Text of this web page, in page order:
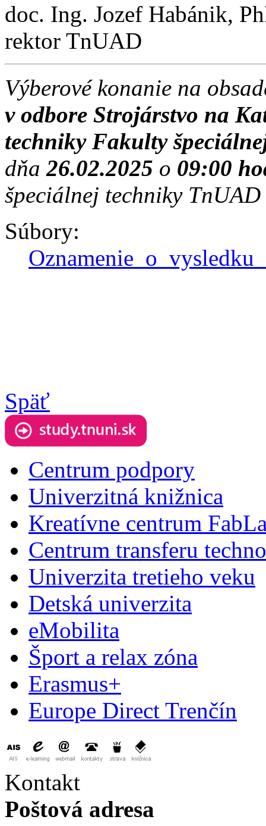
doc. Ing. Jozef Habánik,
rektor TnUAD
Výberové konanie na
v odbore Strojárstvo na
techniky Fakulty
dňa26.02.2025 o 09:00
špeciálnej techniky TnUAD
Súbory:
Späť
Centrum podpory
Univerzitná knižnica
Kreatívne centrum
Centrum transferu
Univerzita tretieho veku
Detská univerzita
eMobilita
Šport a relax zóna
Erasmus+
Europe Direct Trenčín
Kontakt
Poštová adresa